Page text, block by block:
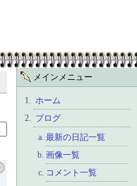
メインメニュー
ホーム
ブログ
最新の日記一覧
画像一覧
コメント一覧